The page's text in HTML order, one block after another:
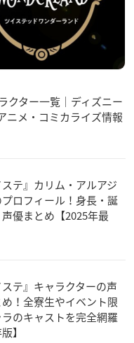
クター一覧｜ディズニー
ニメ・コミカライズ情報
ステ』カリム・アルアジ
ロフィール！身長・誕
優まとめ【2025年最
ステ』キャラクターの声
！全寮生やイベント限
のキャストを完全網羅
】